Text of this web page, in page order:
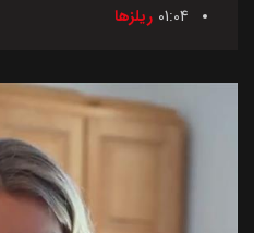
01:04 ریلزها